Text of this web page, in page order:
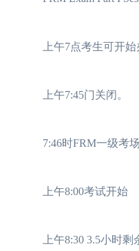
上午7点考生可开始
上午7:45门关闭。
7:46时FRM一级考场
上午8:00考试开始
上午8:30 3.5小时剩